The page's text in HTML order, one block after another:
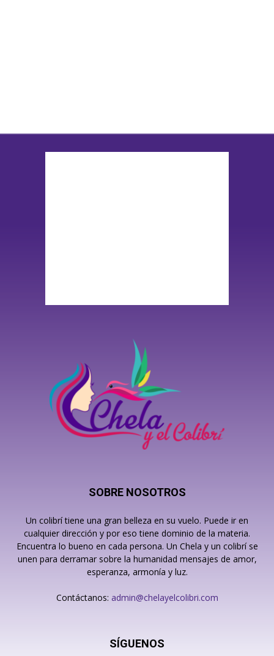
SOBRE NOSOTROS
Un colibrí tiene una gran belleza en su vuelo. Puede ir en
cualquier dirección y por eso tiene dominio de la materia.
Encuentra lo bueno en cada persona. Un Chela y un colibrí se
unen para derramar sobre la humanidad mensajes de amor,
esperanza, armonía y luz.
Contáctanos: admin@chelayelcolibri.com
SÍGUENOS